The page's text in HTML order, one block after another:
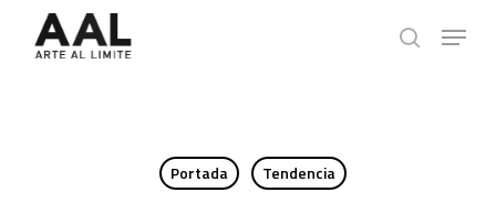
search
Menu
Portada Tendencia